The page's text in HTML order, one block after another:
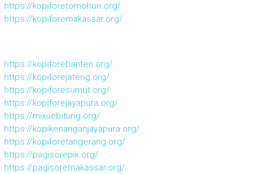
https://kopiforetomohon.org/
https://kopiforemakassar.org/
https://kopiforebanten.org/
https://kopiforejateng.org/
https://kopiforesumut.org/
https://kopiforejayapura.org/
https://mixuebitung.org/
https://kopikenanganjayapura.org/
https://kopiforetangerang.org/
https://pagisorepik.org/
https://pagisoremakassar.org/